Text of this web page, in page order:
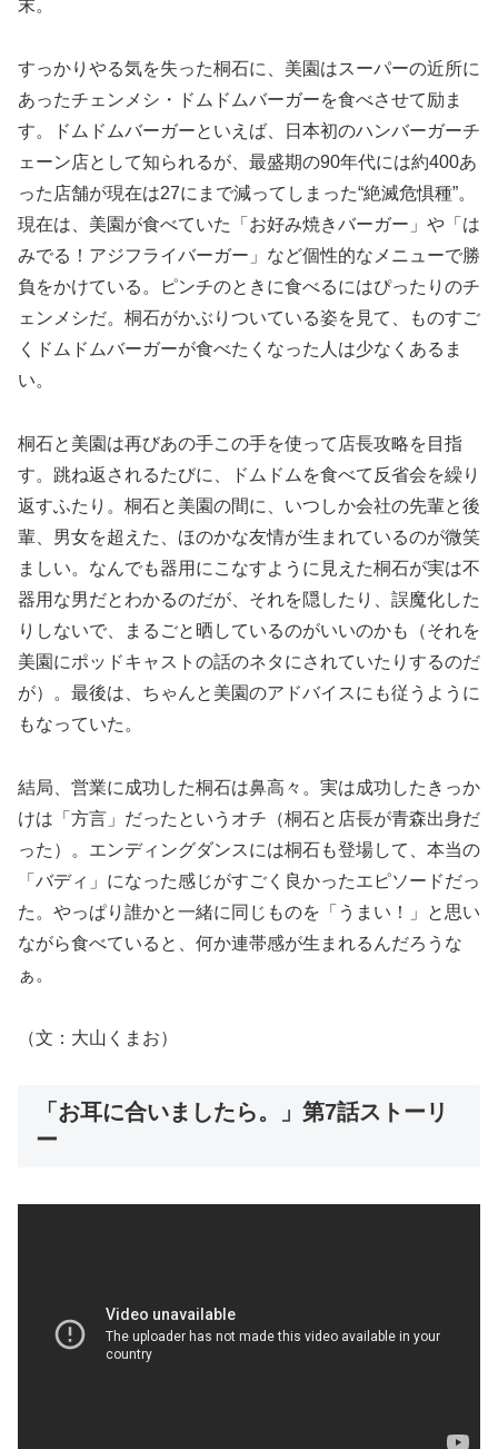
末。
すっかりやる気を失った桐石に、美園はスーパーの近所に
あったチェンメシ・ドムドムバーガーを食べさせて励ま
す。ドムドムバーガーといえば、日本初のハンバーガーチ
ェーン店として知られるが、最盛期の90年代には約400あ
った店舗が現在は27にまで減ってしまった“絶滅危惧種”。
現在は、美園が食べていた「お好み焼きバーガー」や「は
みでる！アジフライバーガー」など個性的なメニューで勝
負をかけている。ピンチのときに食べるにはぴったりのチ
ェンメシだ。桐石がかぶりついている姿を見て、ものすご
くドムドムバーガーが食べたくなった人は少なくあるま
い。
桐石と美園は再びあの手この手を使って店長攻略を目指
す。跳ね返されるたびに、ドムドムを食べて反省会を繰り
返すふたり。桐石と美園の間に、いつしか会社の先輩と後
輩、男女を超えた、ほのかな友情が生まれているのが微笑
ましい。なんでも器用にこなすように見えた桐石が実は不
器用な男だとわかるのだが、それを隠したり、誤魔化した
りしないで、まるごと晒しているのがいいのかも（それを
美園にポッドキャストの話のネタにされていたりするのだ
が）。最後は、ちゃんと美園のアドバイスにも従うように
もなっていた。
結局、営業に成功した桐石は鼻高々。実は成功したきっか
けは「方言」だったというオチ（桐石と店長が青森出身だ
った）。エンディングダンスには桐石も登場して、本当の
「バディ」になった感じがすごく良かったエピソードだっ
た。やっぱり誰かと一緒に同じものを「うまい！」と思い
ながら食べていると、何か連帯感が生まれるんだろうな
ぁ。
（文：大山くまお）
「お耳に合いましたら。」第7話ストーリ
ー